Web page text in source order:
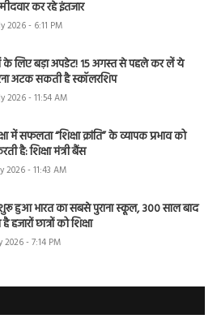
कर रहे इंतजार
2026 - 6:11 PM
के लिए बड़ा अपडेट! 15 अगस्त से पहले कर लें ये
अटक सकती है स्कॉलरशिप
2026 - 11:54 AM
में सफलता “शिक्षा क्रांति” के व्यापक प्रभाव को
है: शिक्षा मंत्री बैंस
2026 - 11:43 AM
हुआ भारत का सबसे पुराना स्कूल, 300 साल बाद
हजारों छात्रों को शिक्षा
2026 - 7:14 PM